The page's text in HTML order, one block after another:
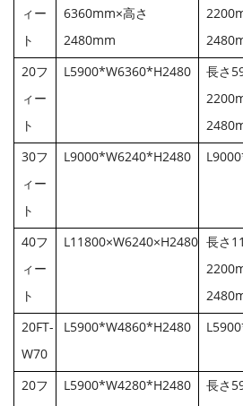
ィー
ト
6360mm×高さ
2480mm
20フ
ィー
ト
L5900*W6360*H2480
長さ
30フ
ィー
ト
L9000*W6240*H2480
40フ
ィー
ト
L11800×W6240×H2480 長さ
20FT-
W70
L5900*W4860*H2480
20フ
L5900*W4280*H2480
長さ